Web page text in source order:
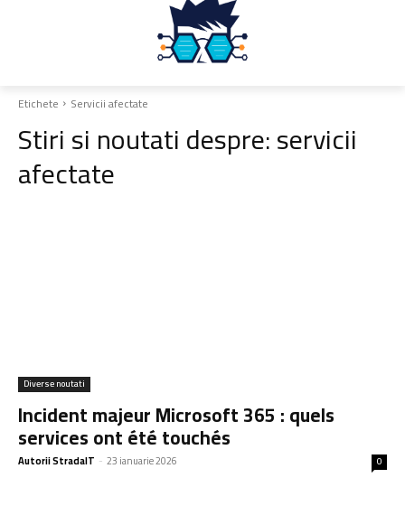
Etichete Servicii afectate
Stiri si noutati despre:servicii
afectate
Diverse noutati
Incident majeur Microsoft 365 : quels
services ont été touchés
Autorii StradaIT - 23 ianuarie 2026 0